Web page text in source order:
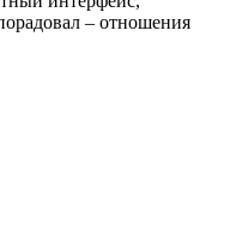
– отношения